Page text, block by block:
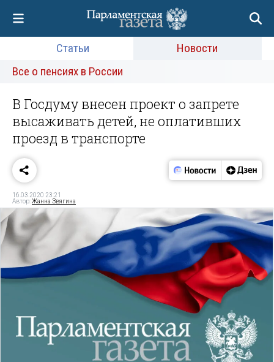
Статьи
Новости
Все о пенсиях в России
В Госдуму внесен проект о запрете
высаживать детей, не оплативших
проезд в транспорте
16.03.2020 23:21
Автор:Жанна Звягина